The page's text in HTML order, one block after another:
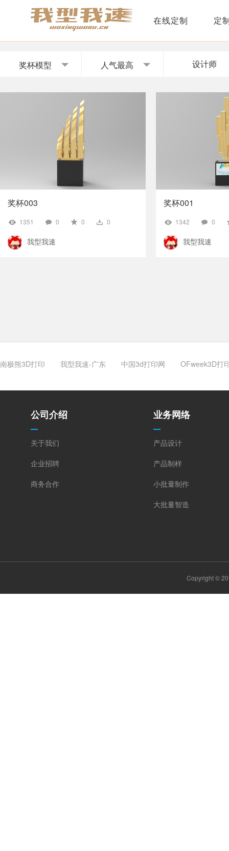
在线定制 定
奖杯模型 人气最高 设计师
奖杯003
1351 0 0 0
我型我速
奖杯001
1342 0
我型我速
南极熊3D打印 我型我速-广东 中国3d打印网 OFweek3D打
公司介绍
关于我们
企业招聘
商务合作
业务网络
产品设计
产品制样
小批量制作
大批量智造
Copyright ©